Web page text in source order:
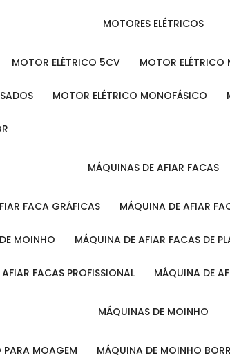
MOTORES ELÉTRICOS
MOTOR ELÉTRICO 5CV MOTOR
MOTOR ELÉTRICO MONOFÁSICO
MÁQUINAS DE AFIAR FACAS
FACA GRÁFICAS MÁQUINA DE AFIAR
MOINHO MÁQUINA DE AFIAR FACAS DE
AFIAR FACAS PROFISSIONAL MÁQUINA DE
MÁQUINAS DE MOINHO
PARA MOAGEM MÁQUINA DE MOINHO